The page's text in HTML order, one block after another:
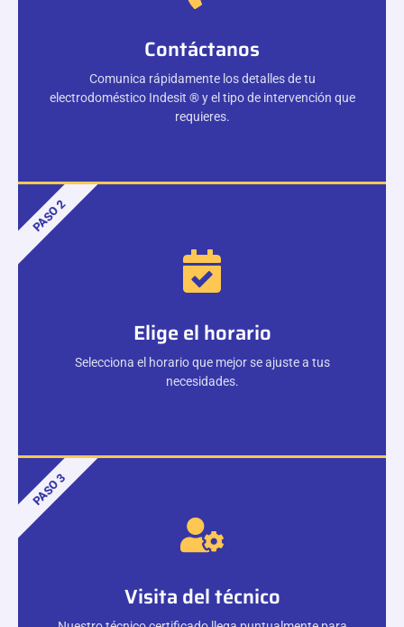
Contáctanos
Comunica rápidamente los detalles de tu
electrodoméstico Indesit ® y el tipo de intervención que
requieres.
Elige el horario
Selecciona el horario que mejor se ajuste a tus
necesidades.
PASO 2
Visita del técnico
PASO 3